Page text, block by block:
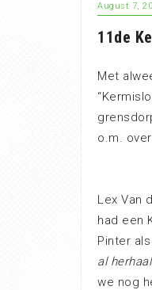
August 7,
11de
Met
o.m.
Lex Van
had een
Pinter
al
we nog